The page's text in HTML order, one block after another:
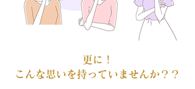
更に！
​こんな思いを持っていませんか？？